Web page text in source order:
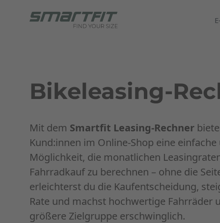
Bikeleasing-
Mit dem Smartfit Leasing-Rechner
Kund:innen im Online-Shop eine
Möglichkeit, die monatlichen
Fahrradkauf zu berechnen – ohne die
erleichterst du die Kaufentscheidung,
Rate und machst hochwertige Fahrräder
größere Zielgruppe erschwinglich.